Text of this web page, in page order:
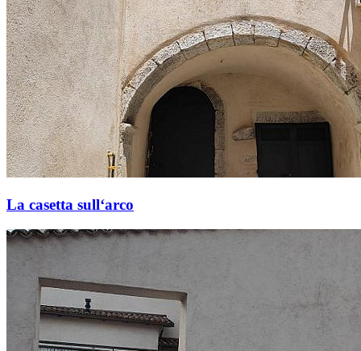
La casetta sull‘arco